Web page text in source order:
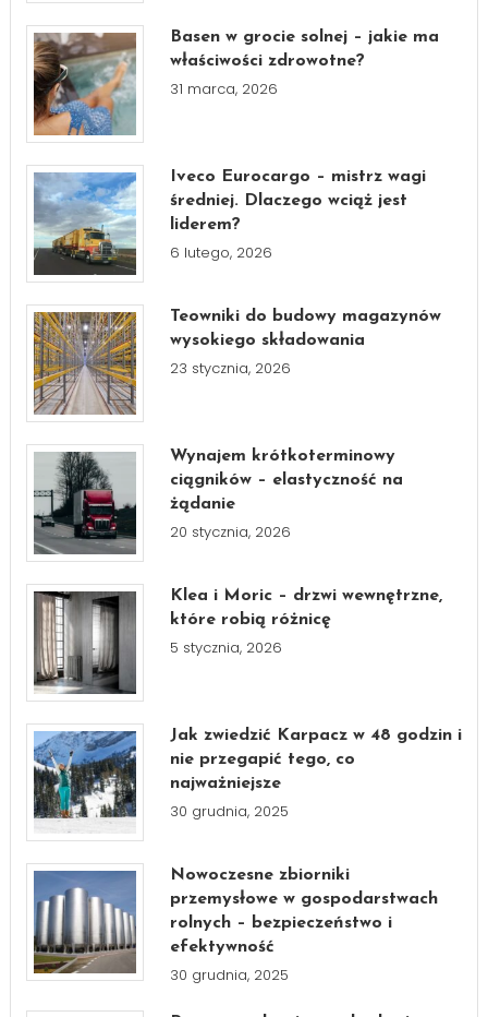
Basen w grocie solnej – jakie ma
właściwości zdrowotne?
31 marca, 2026
Iveco Eurocargo – mistrz wagi
średniej. Dlaczego wciąż jest
liderem?
6 lutego, 2026
Teowniki do budowy magazynów
wysokiego składowania
23 stycznia, 2026
Wynajem krótkoterminowy
ciągników – elastyczność na
żądanie
20 stycznia, 2026
Klea i Moric – drzwi wewnętrzne,
które robią różnicę
5 stycznia, 2026
Jak zwiedzić Karpacz w 48 godzin i
nie przegapić tego, co
najważniejsze
30 grudnia, 2025
Nowoczesne zbiorniki
przemysłowe w gospodarstwach
rolnych – bezpieczeństwo i
efektywność
30 grudnia, 2025